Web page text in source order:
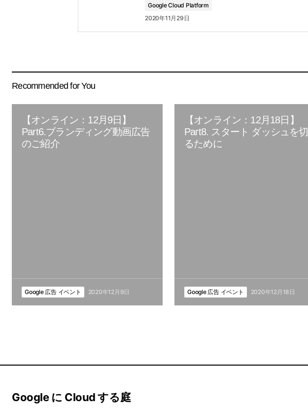
Google Cloud Platform
2020年11月29日
Recommended for You
【オンライン：12月9日】
Part6.ブランディング動画広告
のご紹介
Google 広告 イベント 2020年12月9日
【オンライン：12月18日】
Part8. スタート ダッシュを切
るために
Google 広告 イベント 2020年12月18日
Google に Cloud する庭